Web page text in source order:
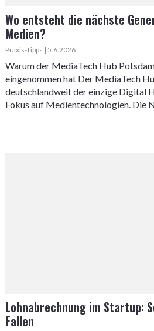
Wo entsteht die nächste
Medien?
Praxis-Tipps | 5.6.2026
Warum der MediaTech Hub
eingenommen hat Der MediaTech
deutschlandweit der einzige Digital
Fokus auf Medientechnologien. Die
Lohnabrechnung im Startup:
Fallen